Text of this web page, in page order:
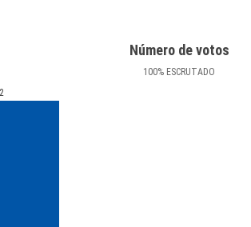
Número de votos
100% ESCRUTADO